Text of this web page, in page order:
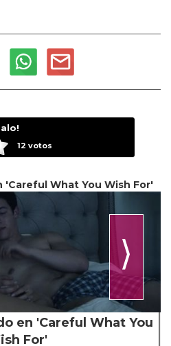
12 votos
'Careful What You Wish For'
⟩
en 'Careful What You
For'